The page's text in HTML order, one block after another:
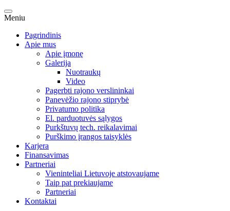
Meniu
Pagrindinis
Apie mus
Apie įmonę
Galerija
Nuotraukų
Video
Pagerbti rajono verslininkai
Panevėžio rajono stiprybė
Privatumo politika
El. parduotuvės sąlygos
Purkštuvų tech. reikalavimai
Purškimo įrangos taisyklės
Karjera
Finansavimas
Partneriai
Vieninteliai Lietuvoje atstovaujame
Taip pat prekiaujame
Partneriai
Kontaktai